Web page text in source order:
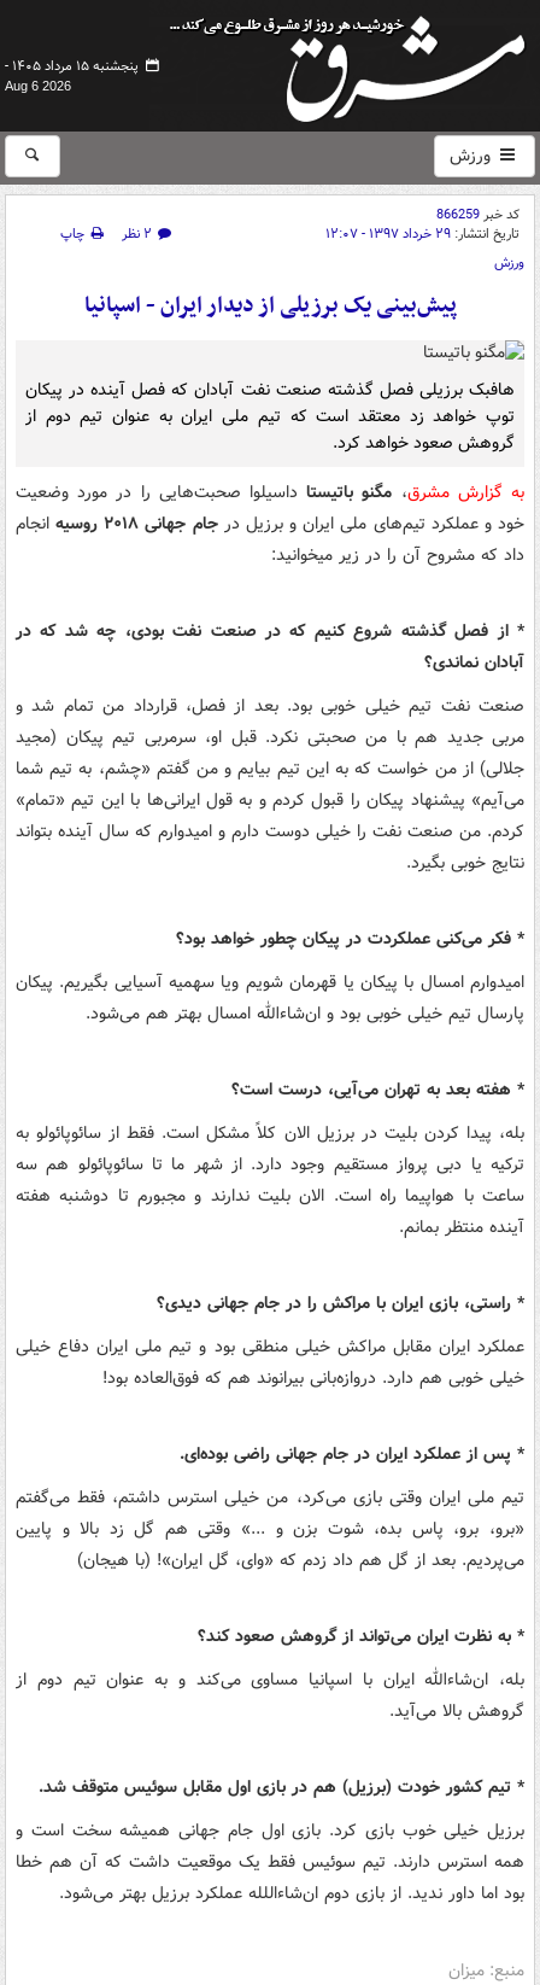
پنجشنبه ۱۵ مرداد ۱۴۰۵ -
Aug 6 2026
ورزش
کد خبر866259
تاریخ انتشار: ۲۹ خرداد ۱۳۹۷ - ۱۲:۰۷ ۲ نظر
چاپ
ورزش
پیش‌بینی یک برزیلی از دیدار ایران - اسپانیا
هافبک برزیلی فصل گذشته صنعت نفت آبادان که فصل آینده در پیکان
توپ خواهد زد معتقد است که تیم ملی ایران به عنوان تیم دوم از
گروهش صعود خواهد کرد.
به گزارش مشرق، مگنو باتیستا داسیلوا صحبت‌هایی را در مورد وضعیت
خود و عملکرد تیم‌های ملی ایران و برزیل درجام جهانی ۲۰۱۸ روسیه
انجام
داد که مشروح آن را در زیر می‎خوانید:
* از فصل گذشته شروع کنیم که در صنعت نفت بودی، چه شد که در
آبادان نماندی؟
صنعت نفت تیم خیلی خوبی بود. بعد از فصل، قرارداد من تمام شد و
مربی جدید هم با من صحبتی نکرد. قبل او، سرمربی تیم پیکان (مجید
جلالی) از من خواست که به این تیم بیایم و من گفتم «چشم، به تیم شما
می‌آیم» پیشنهاد پیکان را قبول کردم و به قول ایرانی‌ها با این تیم «تمام»
کردم. من صنعت نفت را خیلی دوست دارم و امیدوارم که سال آینده بتواند
نتایج خوبی بگیرد.
* فکر می‌کنی عملکردت در پیکان چطور خواهد بود؟
امیدوارم امسال با پیکان یا قهرمان شویم ویا سهمیه آسیایی بگیریم. پیکان
پارسال تیم خیلی خوبی بود و ان‌شاءالله امسال بهتر هم می‌شود.
* هفته بعد به تهران می‌آیی، درست است؟
بله، پیدا کردن بلیت در برزیل الان کلاً مشکل است. فقط از سائوپائولو به
ترکیه یا دبی پرواز مستقیم وجود دارد. از شهر ما تا سائوپائولو هم سه
ساعت با هواپیما راه است. الان بلیت ندارند و مجبورم تا دوشنبه هفته
آینده منتظر بمانم.
* راستی، بازی ایران با مراکش را در جام جهانی دیدی؟
عملکرد ایران مقابل مراکش خیلی منطقی بود و تیم ملی ایران دفاع خیلی
خیلی خوبی هم دارد. دروازه‌بانی بیرانوند هم که فوق‌العاده بود!
* پس از عملکرد ایران در جام جهانی راضی بوده‌ای.
تیم ملی ایران وقتی بازی می‌کرد، من خیلی استرس داشتم، فقط می‌گفتم
«برو، برو، پاس بده، شوت بزن و ...» وقتی هم گل زد بالا و پایین
می‌پردیم. بعد از گل هم داد زدم که «وای، گل ایران»! (با هیجان)
* به نظرت ایران می‌تواند از گروهش صعود کند؟
بله، ان‌شاءالله ایران با اسپانیا مساوی می‌کند و به عنوان تیم دوم از
گروهش بالا می‌آید.
* تیم کشور خودت (برزیل) هم در بازی اول مقابل سوئیس متوقف شد.
برزیل خیلی خوب بازی کرد. بازی اول جام جهانی همیشه سخت است و
همه استرس دارند. تیم سوئیس فقط یک موقعیت داشت که آن هم خطا
بود اما داور ندید. از بازی دوم ان‌شاءاللله عملکرد برزیل بهتر می‌شود.
منبع: میزان